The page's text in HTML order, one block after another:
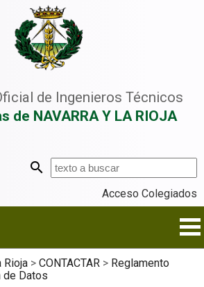
de Ingenieros Técnicos
de NAVARRA Y LA RIOJA
Acceso Colegiados
Rioja > CONTACTAR > Reglamento
de Datos